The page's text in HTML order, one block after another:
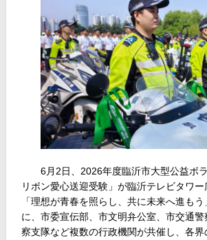
6月2日、2026年度臨沂市大型公益ボ
リボン愛心送迎受験」が臨沂テレビタワー
「理想が青春を照らし、共に未来へ進も
に、市委宣伝部、市文明弁公室、市交通
察支隊など複数の行政機関が共催し、各